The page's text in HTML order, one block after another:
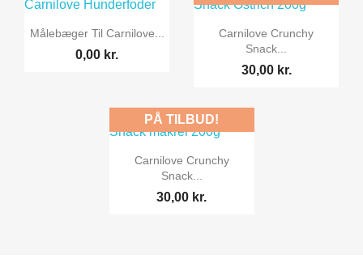
 Vis her
Målebæger Til Carnilove...
0,00 kr.
 Vis her
Carnilove Crunchy
Snack...
30,00 kr.
 Vis her
Carnilove Crunchy
Snack...
30,00 kr.
PÅ TILBUD!